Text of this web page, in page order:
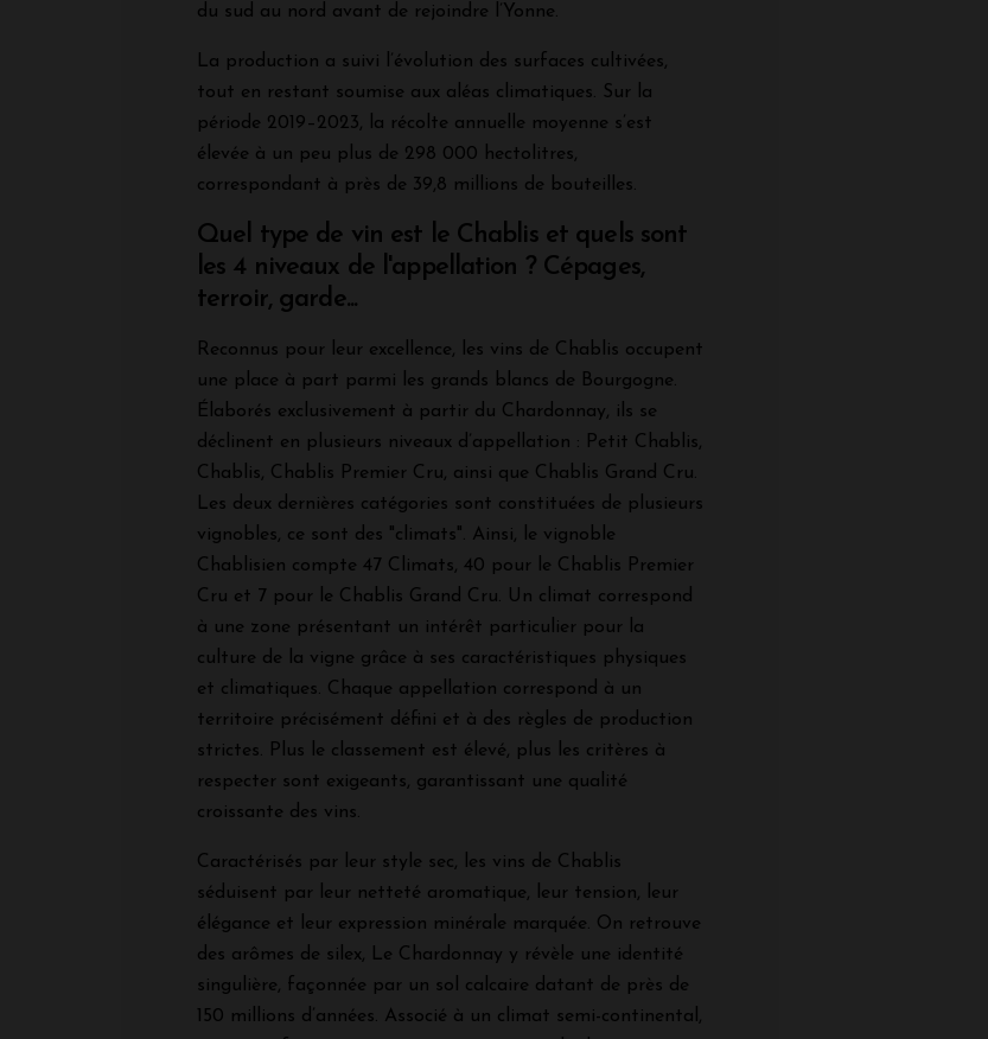
du sud au nord avant de rejoindre l’Yonne.
La production a suivi l’évolution des surfaces cultivées,
tout en restant soumise aux aléas climatiques. Sur la
période 2019–2023, la récolte annuelle moyenne s’est
élevée à un peu plus de 298 000 hectolitres,
correspondant à près de 39,8 millions de bouteilles.
Quel type de vin est le Chablis et quels sont
les 4 niveaux de l'appellation ? Cépages,
terroir, garde...
Reconnus pour leur excellence, les vins de Chablis occupent
une place à part parmi les grands blancs de Bourgogne.
Élaborés exclusivement à partir du Chardonnay, ils se
déclinent en plusieurs niveaux d’appellation : Petit Chablis,
Chablis, Chablis Premier Cru, ainsi que Chablis Grand Cru.
Les deux dernières catégories sont constituées de plusieurs
vignobles, ce sont des "climats". Ainsi, le vignoble
Chablisien compte 47 Climats, 40 pour le Chablis Premier
Cru et 7 pour le Chablis Grand Cru. Un climat correspond
à une zone présentant un intérêt particulier pour la
culture de la vigne grâce à ses caractéristiques physiques
et climatiques. Chaque appellation correspond à un
territoire précisément défini et à des règles de production
strictes. Plus le classement est élevé, plus les critères à
respecter sont exigeants, garantissant une qualité
croissante des vins.
Caractérisés par leur style sec, les vins de Chablis
séduisent par leur netteté aromatique, leur tension, leur
élégance et leur expression minérale marquée. On retrouve
des arômes de silex, Le Chardonnay y révèle une identité
singulière, façonnée par un sol calcaire datant de près de
150 millions d’années. Associé à un climat semi-continental,